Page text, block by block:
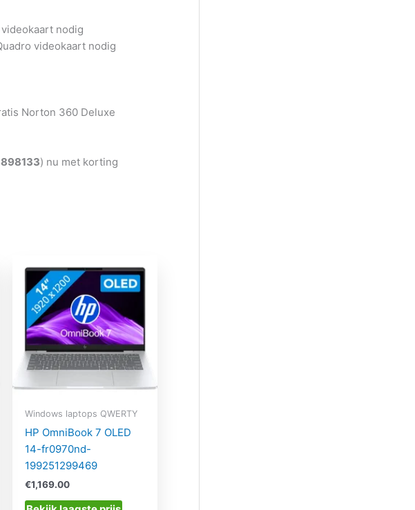
nodig
videokaart nodig
Norton 360 Deluxe
) nu met korting
Windows laptops QWERTY
HP OmniBook 7 OLED
14-fr0970nd-
199251299469
€1,169.00